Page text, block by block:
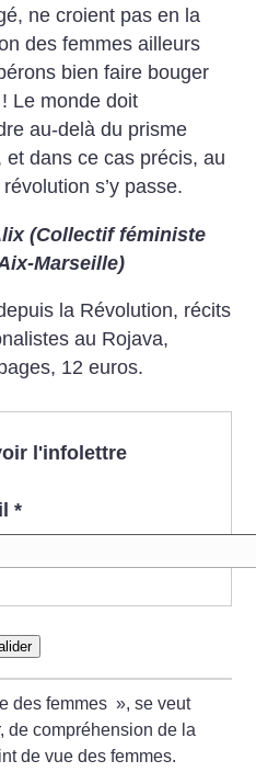
ne croient pas en la
des femmes ailleurs
bien faire bouger
! Le monde doit
au-delà du prisme
dans ce cas précis, au
s’y passe.
(Collectif féministe
Marseille)
la Révolution, récits
au Rojava,
12 euros.
l'infolettre
*
des femmes », se veut
de compréhension de la
de vue des femmes.